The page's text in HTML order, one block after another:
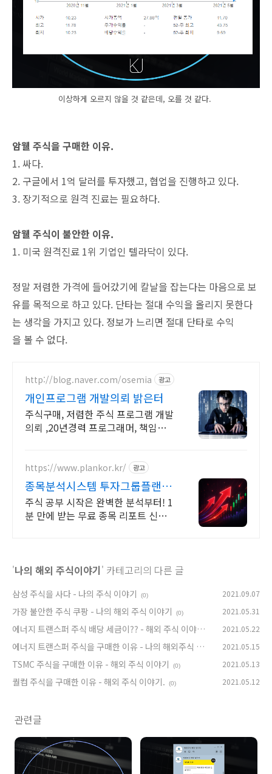
이상하게 오르지 않을 것 같은데, 오를 것 같다.
암웰 주식을 구매한 이유.
1. 싸다.
2. 구글에서 1억 달러를 투자했고, 협업을 진행하고 있다.
3. 장기적으로 원격 진료는 필요하다.
암웰 주식이 불안한 이유.
1. 미국 원격진료 1위 기업인 텔라닥이 있다.
정말 저렴한 가격에 들어갔기에 칼날을 잡는다는 마음으로 보
유를 목적으로 하고 있다. 단타는 절대 수익을 올리지 못한다
는 생각을 가지고 있다. 정보가 느리면 절대 단타로 수익
을 볼 수 없다.
http://blog.naver.com/osemia 광고
개인프로그램 개발의뢰 밝은터
주식구매, 저렴한 주식 프로그램 개발
의뢰 ,20년경력 프로그래머, 책임시
https://www.plankor.kr/ 광고
종목분석시스템 투자그룹플랜 가
입즉시 무료리포트 100%
주식 공부 시작은 완벽한 분석부터! 1
분 만에 받는 무료 종목 리포트 신청
'나의 해외 주식이야기' 카테고리의 다른 글
삼성 주식을 사다 - 나의 주식 이야기 (0) 2021.09.07
가장 불안한 주식 쿠팡 - 나의 해외 주식 이야기 (0) 2021.05.31
에너지 트랜스퍼 주식 배당 세금이?? - 해외 주식 이야기 2021.05.22
에너지 트랜스퍼 주식을 구매한 이유 - 나의 해외주식 이
야기 (0)
2021.05.15
TSMC 주식을 구매한 이유 - 해외 주식 이야기 (0) 2021.05.13
퀄컴 주식을 구매한 이유 - 해외 주식 이야기. (0) 2021.05.12
관련글